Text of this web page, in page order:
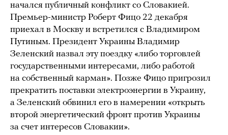
начался публичный конфликт со Словакией.
Премьер-министр Роберт Фицо 22 декабря
приехал в Москву и встретился с Владимиром
Путиным. Президент Украины Владимир
Зеленский назвал эту поездку «либо торговлей
государственными интересами, либо работой
на собственный карман». Позже Фицо пригрозил
прекратить поставки электроэнергии в Украину,
а Зеленский обвинил его в намерении «открыть
второй энергетический фронт против Украины
за счет интересов Словакии».